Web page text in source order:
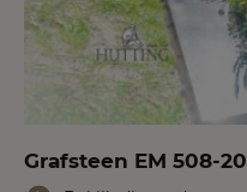
Grafsteen EM 508-20